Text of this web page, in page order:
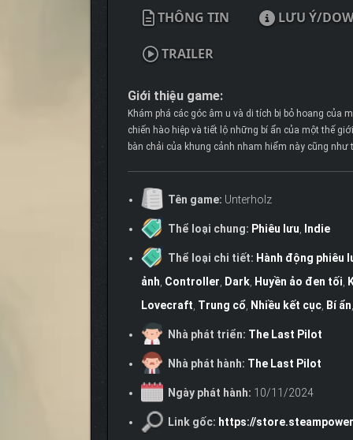
THÔNG TIN LƯU Ý/
TRAILER
Giới thiệu game:
Khám phá các góc âm u và di tích bị bỏ hoang của
chiến hào hiệp và tiết lộ những bí ẩn của một thế
bàn chải của khung cảnh nham hiểm này cũng như
Tên game: Unterholz
Thể loại chung: Phiêu lưu, Indie
Thể loại chi tiết: Hành động phiêu
ảnh, Controller, Dark, Huyền ảo đen tối,
Lovecraft, Trung cổ, Nhiều kết cục, Bí ẩn
Nhà phát triển: The Last Pilot
Nhà phát hành: The Last Pilot
Ngày phát hành: 10/11/2024
Link gốc: https://